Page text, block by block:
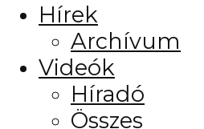
Hírek
Archívum
Videók
Híradó
Összes